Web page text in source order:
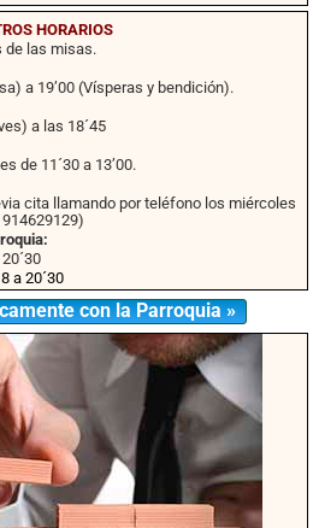
HORARIOS
de las misas.
a 19’00 (Vísperas y bendición).
a las 18´45
de 11´30 a 13’00.
cita llamando por teléfono los miércoles
914629129)
a 20´30
con la Parroquia »